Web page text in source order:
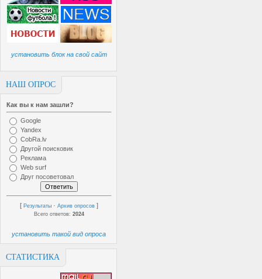
установить блок на свой сайт
НАШ ОПРОС
Как вы к нам зашли?
Google
Yandex
CobRa.lv
Другой поисковик
Реклама
Web surf
Друг посоветовал
[ Результаты · Архив опросов ]
Всего ответов: 2024
установить такой вид опроса
СТАТИСТИКА